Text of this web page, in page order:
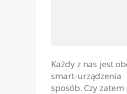
Każdy z nas jest
smart-
sposób. Czy